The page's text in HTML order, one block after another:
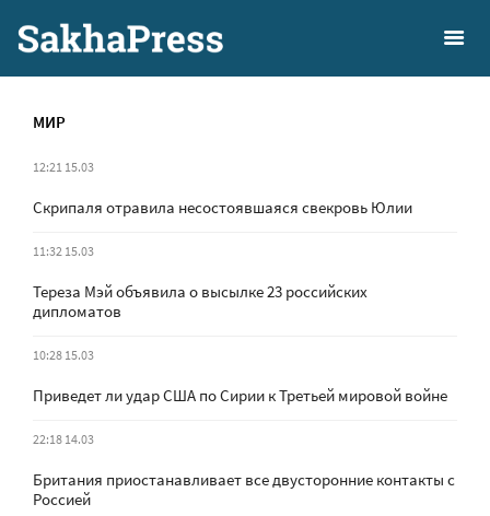
МИР
12:21 15.03
Скрипаля отравила несостоявшаяся свекровь Юлии
11:32 15.03
Тереза Мэй объявила о высылке 23 российских
дипломатов
10:28 15.03
Приведет ли удар США по Сирии к Третьей мировой войне
22:18 14.03
Британия приостанавливает все двусторонние контакты с
Россией